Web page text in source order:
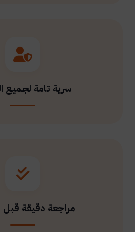
سرية تامة لجميع
مراجعة دقيقة قبل